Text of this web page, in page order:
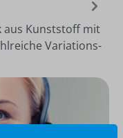
aus Kunststoff mit
Variations-